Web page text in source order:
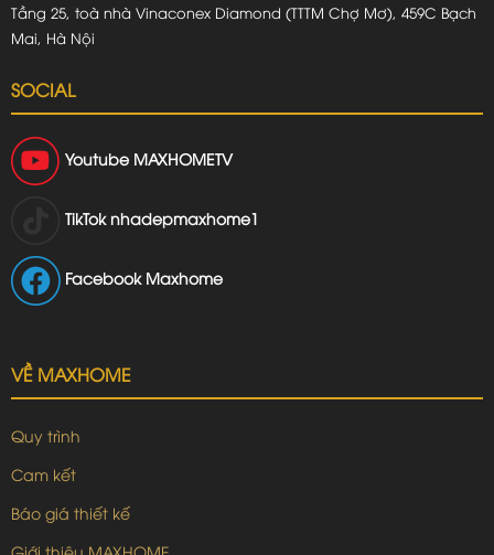
Tầng 25, toà nhà Vinaconex Diamond (TTTM Chợ Mơ), 459C Bạch
Mai, Hà Nội
SOCIAL
Youtube MAXHOMETV
TikTok nhadepmaxhome1
Facebook Maxhome
VỀ MAXHOME
Quy trình
Cam kết
Báo giá thiết kế